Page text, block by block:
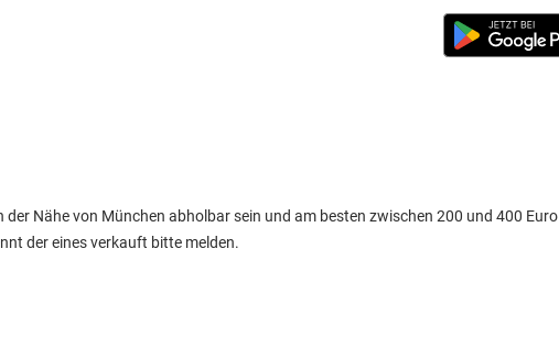
Nähe von München abholbar sein und am besten zwischen 200 und 400 Euro
der eines verkauft bitte melden.